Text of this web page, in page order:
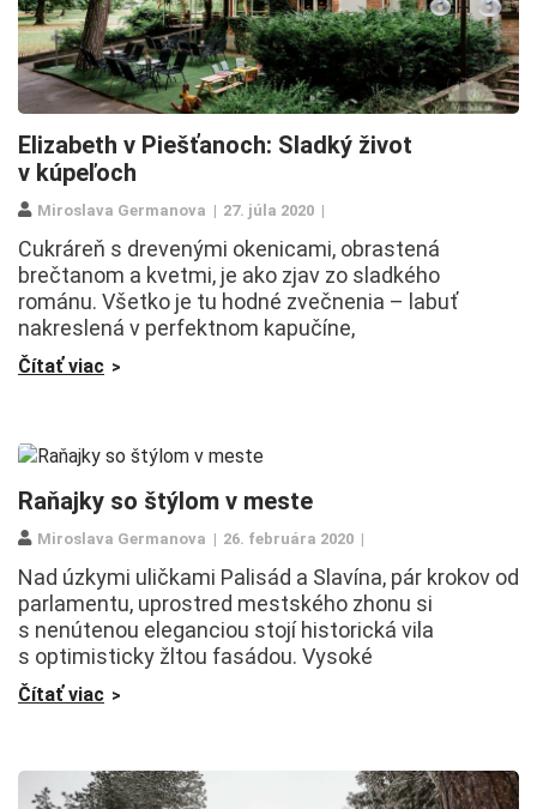
Elizabeth v Piešťanoch: Sladký život
v kúpeľoch
Miroslava Germanova 27. júla 2020
Cukráreň s drevenými okenicami, obrastená
brečtanom a kvetmi, je ako zjav zo sladkého
románu. Všetko je tu hodné zvečnenia – labuť
nakreslená v perfektnom kapučíne,
Čítať viac
Raňajky so štýlom v meste
Miroslava Germanova 26. februára 2020
Nad úzkymi uličkami Palisád a Slavína, pár krokov od
parlamentu, uprostred mestského zhonu si
s nenútenou eleganciou stojí historická vila
s optimisticky žltou fasádou. Vysoké
Čítať viac